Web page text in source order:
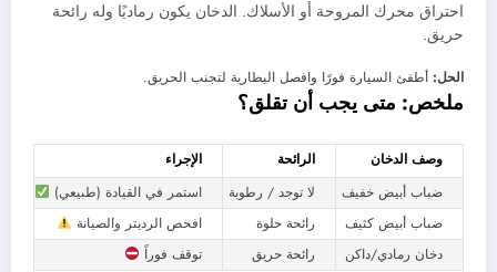
احتراق محرك المروحة أو الأسلاك. الدخان يكون رماديًا وله رائحة
حريق.
الحل: أطفئ السيارة فورًا وافصل البطارية لتجنب الحريق.
ملخص: متى يجب أن تقلق؟
وصف الدخان الرائحة
الإجراء
ضباب أبيض خفيف
لا توجد / رطوبة
استمر في القيادة (طبيعي)
ضباب أبيض كثيف
رائحة حلوة
افحص الرديتر والصيانة
دخان رمادي/داكن
رائحة حريق توقف فوراً